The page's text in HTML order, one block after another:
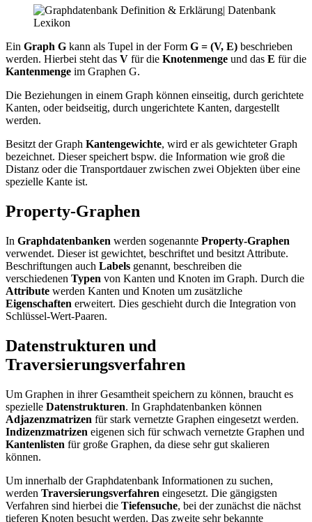
Ein Graph G kann als Tupel in der Form G = (V, E) beschrieben
werden. Hierbei steht das V für die Knotenmenge und das E für die
Kantenmenge im Graphen G.
Die Beziehungen in einem Graph können einseitig, durch gerichtete
Kanten, oder beidseitig, durch ungerichtete Kanten, dargestellt
werden.
Besitzt der Graph Kantengewichte, wird er als gewichteter Graph
bezeichnet. Dieser speichert bspw. die Information wie groß die
Distanz oder die Transportdauer zwischen zwei Objekten über eine
spezielle Kante ist.
Property-Graphen
In Graphdatenbanken werden sogenannte Property-Graphen
verwendet. Dieser ist gewichtet, beschriftet und besitzt Attribute.
Beschriftungen auch Labels genannt, beschreiben die
verschiedenen Typen von Kanten und Knoten im Graph. Durch die
Attribute werden Kanten und Knoten um zusätzliche
Eigenschaften erweitert. Dies geschieht durch die Integration von
Schlüssel-Wert-Paaren.
Datenstrukturen und
Traversierungsverfahren
Um Graphen in ihrer Gesamtheit speichern zu können, braucht es
spezielle Datenstrukturen. In Graphdatenbanken können
Adjazenzmatrizen für stark vernetzte Graphen eingesetzt werden.
Indizenzmatrizen eigenen sich für schwach vernetzte Graphen und
Kantenlisten für große Graphen, da diese sehr gut skalieren
können.
Um innerhalb der Graphdatenbank Informationen zu suchen,
werden Traversierungsverfahren eingesetzt. Die gängigsten
Verfahren sind hierbei die Tiefensuche, bei der zunächst die nächst
tieferen Knoten besucht werden. Das zweite sehr bekannte